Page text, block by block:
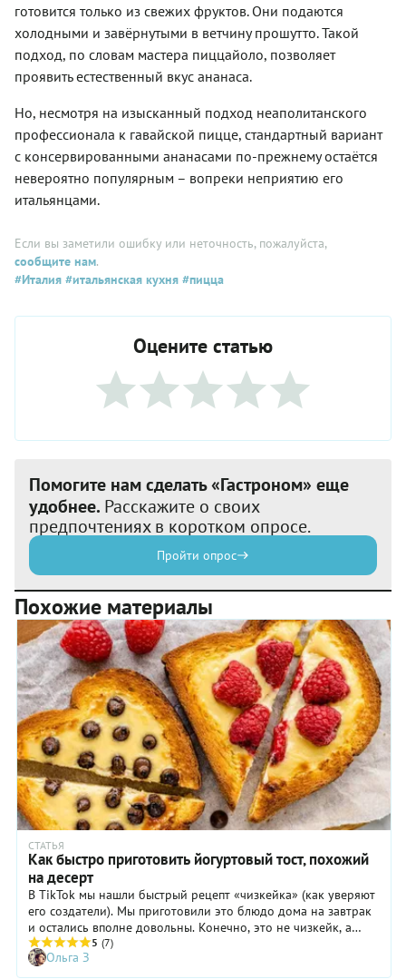
готовится только из свежих фруктов. Они подаются
холодными и завёрнутыми в ветчину прошутто. Такой
подход, по словам мастера пиццайоло, позволяет
проявить естественный вкус ананаса.
Но, несмотря на изысканный подход неаполитанского
профессионала к гавайской пицце, стандартный вариант
с консервированными ананасами по-прежнему остаётся
невероятно популярным – вопреки неприятию его
итальянцами.
Если вы заметили ошибку или неточность, пожалуйста,
сообщите нам.
#Италия #итальянская кухня #пицца
Оцените статью
Помогите нам сделать «Гастроном» еще
удобнее. Расскажите о своих
предпочтениях в коротком опросе.
Пройти опрос
Похожие материалы
СТАТЬЯ
Как быстро приготовить йогуртовый тост, похожий
на десерт
В TikTok мы нашли быстрый рецепт «чизкейка» (как уверяют
его создатели). Мы приготовили это блюдо дома на завтрак
и остались вполне довольны. Конечно, это не чизкейк, а
только парафраз на его тему – внизу хлеб, а сверху
молочная начинка с ягодами. Но было вкусно.
5 (7)
Ольга З